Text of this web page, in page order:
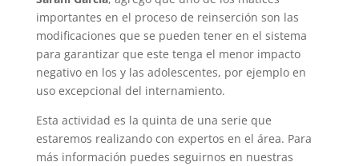
importantes en el proceso de reinserción son las
modificaciones que se pueden tener en el sistema
para garantizar que este tenga el menor impacto
negativo en los y las adolescentes, por ejemplo en
uso excepcional del internamiento.
Esta actividad es la quinta de una serie que
estaremos realizando con expertos en el área. Para
más información puedes seguirnos en nuestras